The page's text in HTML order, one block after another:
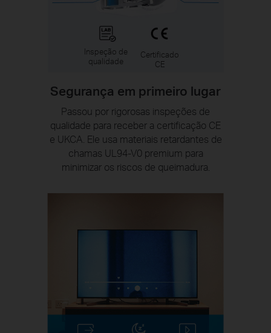
Inspeção de
qualidade
Certificado
CE
Segurança em primeiro lugar
Passou por rigorosas inspeções de
qualidade para receber a certificação CE
e UKCA. Ele usa materiais retardantes de
chamas UL94-V0 premium para
minimizar os riscos de queimadura.